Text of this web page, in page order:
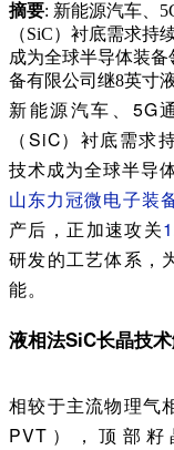
摘要: 新能源汽车、
（SiC）衬底需求持
成为全球半导体装
备有限公司继8英寸
新能源汽车、5G
（SiC）衬底需求
技术成为全球半导
山东力冠微电子装
产后，正加速攻关
研发的工艺体系，
能。
液相法SiC长晶技
相较于主流物理气
PVT），顶部籽